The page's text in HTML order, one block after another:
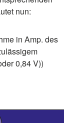
nun:
in Amp. des
0,84 V))